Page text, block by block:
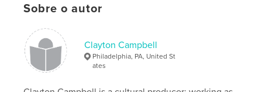
Capa dura, Sobrecapa: 9798317582746
IdiomaEnglish
Palavras-chavee
Sobre o autor
Clayton Campbell
Philadelphia, PA, United St
ates